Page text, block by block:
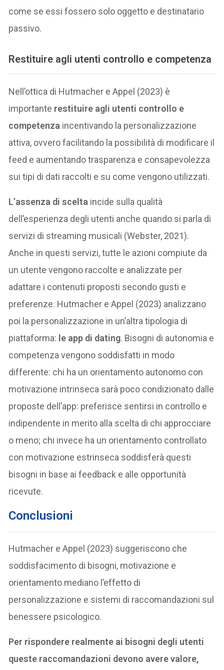
come se essi fossero solo oggetto e destinatario
passivo.
Restituire agli utenti controllo e competenza
Nell’ottica di Hutmacher e Appel (2023) è
importante restituire agli utenti controllo e
competenza incentivando la personalizzazione
attiva, ovvero facilitando la possibilità di modificare il
feed e aumentando trasparenza e consapevolezza
sui tipi di dati raccolti e su come vengono utilizzati.
L’assenza di scelta incide sulla qualità
dell’esperienza degli utenti anche quando si parla di
servizi di streaming musicali (Webster, 2021).
Anche in questi servizi, tutte le azioni compiute da
un utente vengono raccolte e analizzate per
adattare i contenuti proposti secondo gusti e
preferenze. Hutmacher e Appel (2023) analizzano
poi la personalizzazione in un’altra tipologia di
piattaforma: le app di dating. Bisogni di autonomia e
competenza vengono soddisfatti in modo
differente: chi ha un orientamento autonomo con
motivazione intrinseca sarà poco condizionato dalle
proposte dell’app: preferisce sentirsi in controllo e
indipendente in merito alla scelta di chi approcciare
o meno; chi invece ha un orientamento controllato
con motivazione estrinseca soddisferà questi
bisogni in base ai feedback e alle opportunità
ricevute.
Conclusioni
Hutmacher e Appel (2023) suggeriscono che
soddisfacimento di bisogni, motivazione e
orientamento mediano l’effetto di
personalizzazione e sistemi di raccomandazioni sul
benessere psicologico.
Per rispondere realmente ai bisogni degli utenti
queste raccomandazioni devono avere valore,